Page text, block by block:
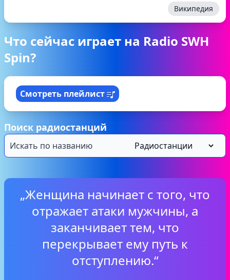
Википедия
Что сейчас играет на Radio SWH
Spin?
Смотреть плейлист
Поиск радиостанций
„Женщина начинает с того, что
отражает атаки мужчины, а
заканчивает тем, что
перекрывает ему путь к
отступлению.“